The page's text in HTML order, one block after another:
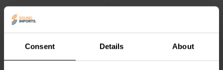
Consent Details About
bis zur Unterseite der Halterung.